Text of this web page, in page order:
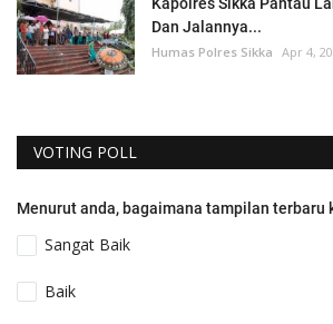
Kapolres Sikka Pantau
Dan Jalannya...
Humas Polres Sikka Apr 4,
VOTING POLL
Menurut anda, bagaimana tampilan terbaru
Sangat Baik
Baik